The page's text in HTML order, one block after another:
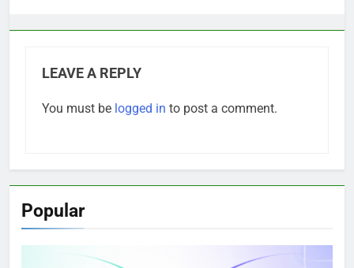
LEAVE A REPLY
You must be logged in to post a comment.
Popular